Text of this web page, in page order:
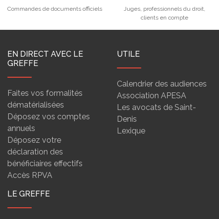
Commandes de documents officiels
Juges, professionnels du droit,
clients en compte
EN DIRECT AVEC LE
GREFFE
Faites vos formalités
dématérialisées
Déposez vos comptes
annuels
Déposez votre
déclaration des
bénéficiaires effectifs
Accès RPVA
UTILE
Calendrier des audiences
Association APESA
Les avocats de Saint-
Denis
Lexique
LE GREFFE